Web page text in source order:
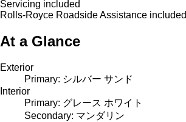
Servicing included
Rolls-Royce Roadside Assistance included
At a Glance
Exterior
Primary: シルバー サンド
Interior
Primary: グレース ホワイト
Secondary: マンダリン